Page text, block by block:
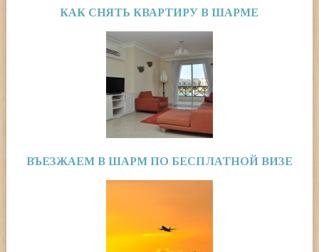
КАК СНЯТЬ КВАРТИРУ В ШАРМЕ
ВЪЕЗЖАЕМ В ШАРМ ПО БЕСПЛАТНОЙ ВИЗЕ